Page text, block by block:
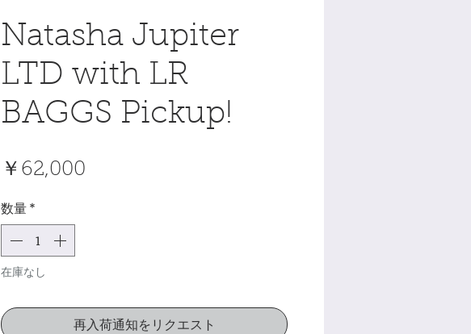
Natasha Jupiter
LTD with LR
BAGGS Pickup!
￥62,000
数量*
在庫なし
再入荷通知をリクエスト